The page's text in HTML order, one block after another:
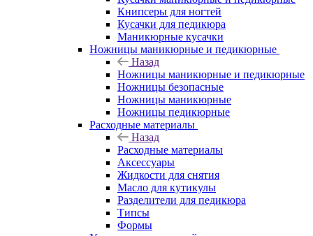
Книпсеры для ногтей
Кусачки для педикюра
Маникюрные кусачки
Ножницы маникюрные и педикюрные
Назад
Ножницы маникюрные и педикюрные
Ножницы безопасные
Ножницы маникюрные
Ножницы педикюрные
Расходные материалы
Назад
Расходные материалы
Аксессуары
Жидкости для снятия
Масло для кутикулы
Разделители для педикюра
Типсы
Формы